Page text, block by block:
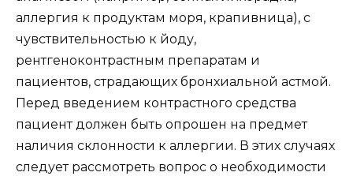
аллергия к продуктам моря, крапивница), с
чувствительностью к йоду,
рентгеноконтрастным препаратам и
пациентов, страдающих бронхиальной астмой.
Перед введением контрастного средства
пациент должен быть опрошен на предмет
наличия склонности к аллергии. В этих случаях
следует рассмотреть вопрос о необходимости